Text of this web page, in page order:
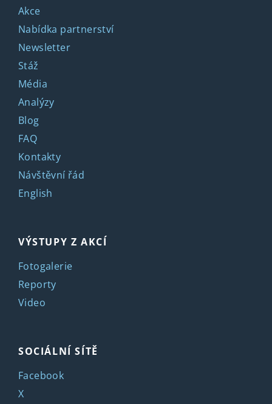
Akce
Nabídka partnerství
Newsletter
Stáž
Média
Analýzy
Blog
FAQ
Kontakty
Návštěvní řád
English
VÝSTUPY Z AKCÍ
Fotogalerie
Reporty
Video
SOCIÁLNÍ SÍTĚ
Facebook
X